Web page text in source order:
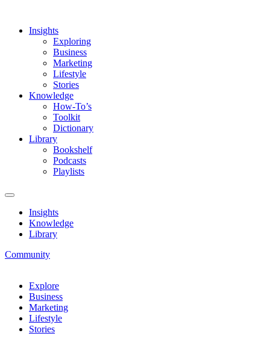
Insights
Exploring
Business
Marketing
Lifestyle
Stories
Knowledge
How-To’s
Toolkit
Dictionary
Library
Bookshelf
Podcasts
Playlists
Insights
Knowledge
Library
Community
Explore
Business
Marketing
Lifestyle
Stories